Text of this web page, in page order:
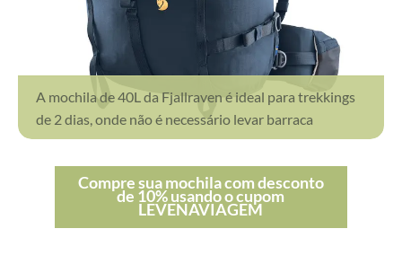
A mochila de 40L da Fjallraven é ideal para trekkings
de 2 dias, onde não é necessário levar barraca
Compre sua mochila com desconto
de 10% usando o cupom
LEVENAVIAGEM